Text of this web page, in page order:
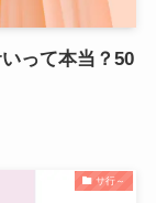
って本当？50
サ行～